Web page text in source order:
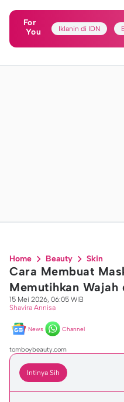
For
You
Iklanin di IDN
Home Beauty Skin
Cara Membuat
Memutihkan Wajah
15 Mei 2026, 06:05 WIB
Shavira Annisa
News Channel
tomboybeauty.com
Intinya Sih